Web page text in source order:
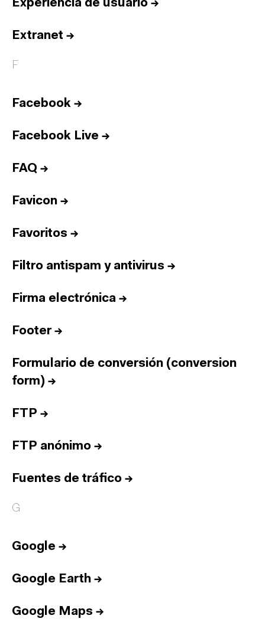
Experiencia de usuario →
Extranet →
F
Facebook →
Facebook Live →
FAQ →
Favicon →
Favoritos →
Filtro antispam y antivirus →
Firma electrónica →
Footer→
Formulario de conversión (conversion
form) →
FTP →
FTP anónimo →
Fuentes de tráfico →
G
Google →
Google Earth →
Google Maps →